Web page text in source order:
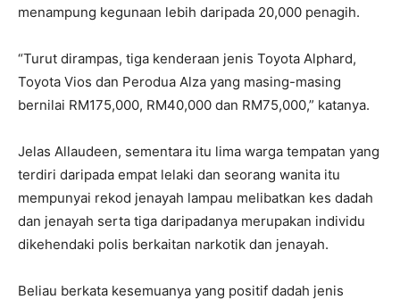
menampung kegunaan lebih daripada 20,000 penagih.
“Turut dirampas, tiga kenderaan jenis Toyota Alphard,
Toyota Vios dan Perodua Alza yang masing-masing
bernilai RM175,000, RM40,000 dan RM75,000,” katanya.
Jelas Allaudeen, sementara itu lima warga tempatan yang
terdiri daripada empat lelaki dan seorang wanita itu
mempunyai rekod jenayah lampau melibatkan kes dadah
dan jenayah serta tiga daripadanya merupakan individu
dikehendaki polis berkaitan narkotik dan jenayah.
Beliau berkata kesemuanya yang positif dadah jenis